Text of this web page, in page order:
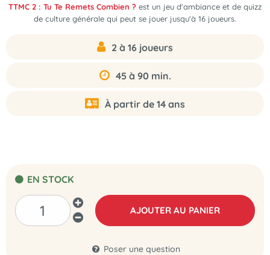
TTMC 2 : Tu Te Remets Combien ? est un jeu d'ambiance et de quizz
de culture générale qui peut se jouer jusqu'à 16 joueurs.
2 à 16 joueurs
45 à 90 min.
À partir de 14 ans
EN STOCK
AJOUTER AU PANIER
Poser une question